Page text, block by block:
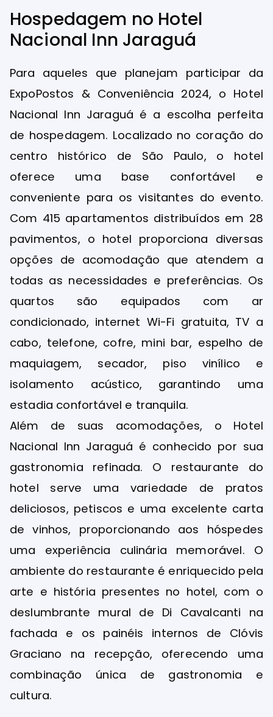
Hospedagem no Hotel
Nacional Inn Jaraguá
Para aqueles que planejam participar da
ExpoPostos & Conveniência 2024, o Hotel
Nacional Inn Jaraguá é a escolha perfeita
de hospedagem. Localizado no coração do
centro histórico de São Paulo, o hotel
oferece uma base confortável e
conveniente para os visitantes do evento.
Com 415 apartamentos distribuídos em 28
pavimentos, o hotel proporciona diversas
opções de acomodação que atendem a
todas as necessidades e preferências. Os
quartos são equipados com ar
condicionado, internet Wi-Fi gratuita, TV a
cabo, telefone, cofre, mini bar, espelho de
maquiagem, secador, piso vinílico e
isolamento acústico, garantindo uma
estadia confortável e tranquila.
Além de suas acomodações, o Hotel
Nacional Inn Jaraguá é conhecido por sua
gastronomia refinada. O restaurante do
hotel serve uma variedade de pratos
deliciosos, petiscos e uma excelente carta
de vinhos, proporcionando aos hóspedes
uma experiência culinária memorável. O
ambiente do restaurante é enriquecido pela
arte e história presentes no hotel, com o
deslumbrante mural de Di Cavalcanti na
fachada e os painéis internos de Clóvis
Graciano na recepção, oferecendo uma
combinação única de gastronomia e
cultura.